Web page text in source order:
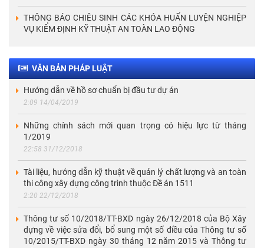
THÔNG BÁO CHIÊU SINH CÁC KHÓA HUẤN LUYỆN NGHIỆP
VỤ KIỂM ĐỊNH KỸ THUẬT AN TOÀN LAO ĐỘNG
VĂN BẢN PHÁP LUẬT
Hướng dẫn về hồ sơ chuẩn bị đầu tư dự án
2:09 14/04/2019
Những chính sách mới quan trọng có hiệu lực từ tháng
1/2019
22:58 31/12/2018
Tài liệu, hướng dẫn kỹ thuật về quản lý chất lượng và an toàn
thi công xây dựng công trình thuộc Đề án 1511
2:20 22/12/2018
Thông tư số 10/2018/TT-BXD ngày 26/12/2018 của Bộ Xây
dựng về việc sửa đổi, bổ sung một số điều của Thông tư số
10/2015/TT-BXD ngày 30 tháng 12 năm 2015 và Thông tư